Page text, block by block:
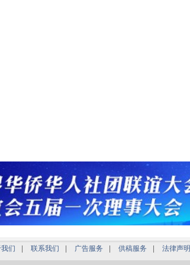
们 联系我们 广告服务 供稿服务 法律声明